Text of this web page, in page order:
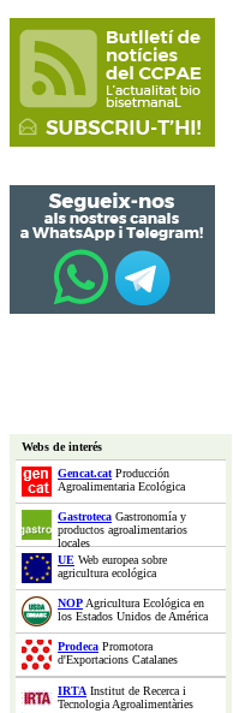
Webs de interés
Gencat.catProducción
Agroalimentaria Ecológica
Gastroteca Gastronomía y
productos agroalimentarios
locales
UE Web europea sobre
agricultura ecológica
NOPAgricultura Ecológica en
los Estados Unidos de América
Prodeca Promotora
d'Exportacions Catalanes
IRTA Institut de Recerca i
Tecnologia Agroalimentàries